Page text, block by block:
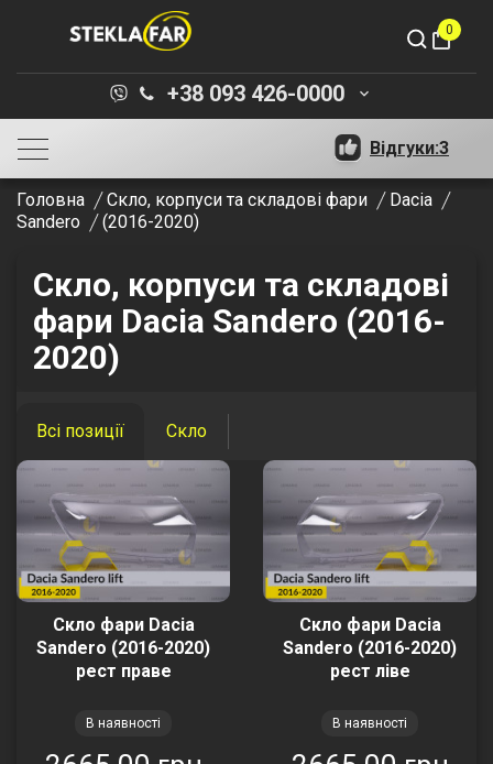
shopping_bag
0
+38 093 426-0000 keyboard_arrow_down
Відгуки:3
Головна Скло, корпуси та складові фари
Dacia
Sandero
(2016-2020)
Скло, корпуси та складові
фари Dacia Sandero (2016-
2020)
Всі позиції Скло
Скло фари Dacia
Sandero (2016-2020)
рест праве
В наявності
Скло фари Dacia
Sandero (2016-2020)
рест ліве
В наявності